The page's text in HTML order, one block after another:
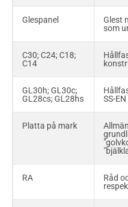
RF
λ
Europa
T0,
V20; V313
kvalitet
Glespanel
Glest
som
C30; C24; C18;
C14
GL30h; GL30c;
GL28cs; GL28hs
SS-
Platta på mark
RA
Råd